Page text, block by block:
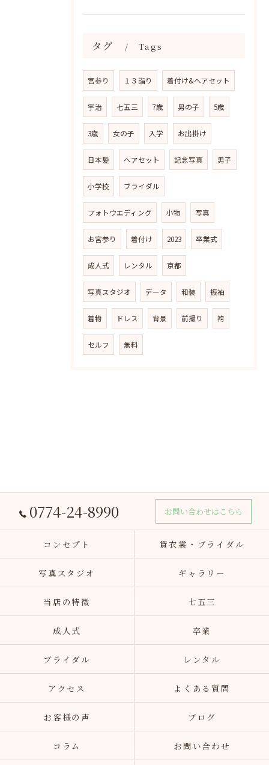
タグ Tags
宮参り １３詣り 着付け&ヘアセット
宇治 七五三 7歳 男の子 5歳
3歳 女の子 入学 お出掛け
日本髪 ヘアセット 記念写真 男子
小学校 ブライダル
フォトウエディング 小物 写真
お宮参り 着付け 2023 卒業式
成人式 レンタル 京都
写真スタジオ データ 和装 振袖
着物 ドレス 背景 前撮り 袴
セルフ 無料
0774-24-8990 お問い合わせはこちら
コンセプト 貸衣裳・ブライダル
写真スタジオ ギャラリー
当店の特徴 七五三
成人式 卒業
ブライダル レンタル
アクセス よくある質問
お客様の声 ブログ
コラム お問い合わせ